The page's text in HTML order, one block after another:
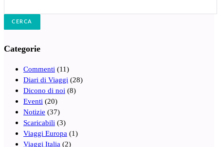
Categorie
Commenti (11)
Diari di Viaggi (28)
Dicono di noi (8)
Eventi (20)
Notizie (37)
Scaricabili (3)
Viaggi Europa (1)
Viaggi Italia (2)